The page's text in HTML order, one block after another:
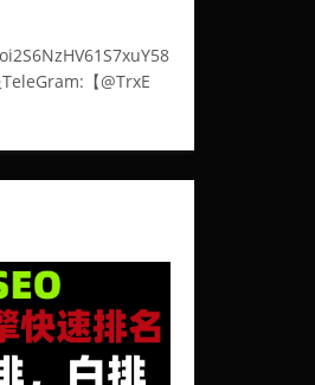
【@TrxE